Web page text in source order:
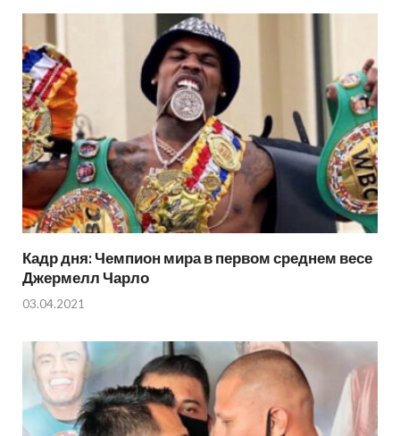
Кадр дня: Чемпион мира в первом среднем весе
Джермелл Чарло
03.04.2021